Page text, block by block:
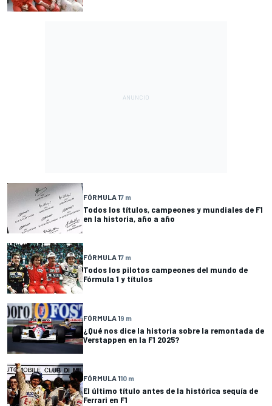
FÓRMULA 17 m
Todos los títulos, campeones y mundiales de F1
en la historia, año a año
FÓRMULA 17 m
Todos los pilotos campeones del mundo de
Fórmula 1 y títulos
FÓRMULA 19 m
¿Qué nos dice la historia sobre la remontada de
Verstappen en la F1 2025?
FÓRMULA 110 m
El último título antes de la histórica sequía de
Ferrari en F1